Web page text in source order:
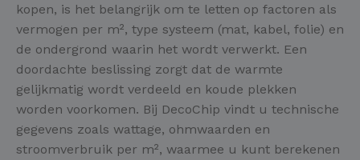
kopen, is het belangrijk om te letten op factoren als
vermogen per m², type systeem (mat, kabel, folie) en
de ondergrond waarin het wordt verwerkt. Een
doordachte beslissing zorgt dat de warmte
gelijkmatig wordt verdeeld en koude plekken
worden voorkomen. Bij DecoChip vindt u technische
gegevens zoals wattage, ohmwaarden en
stroomverbruik per m², waarmee u kunt berekenen